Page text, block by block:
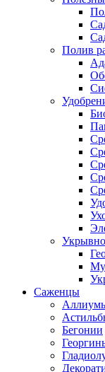
Полив
Саженцы
Бегонии